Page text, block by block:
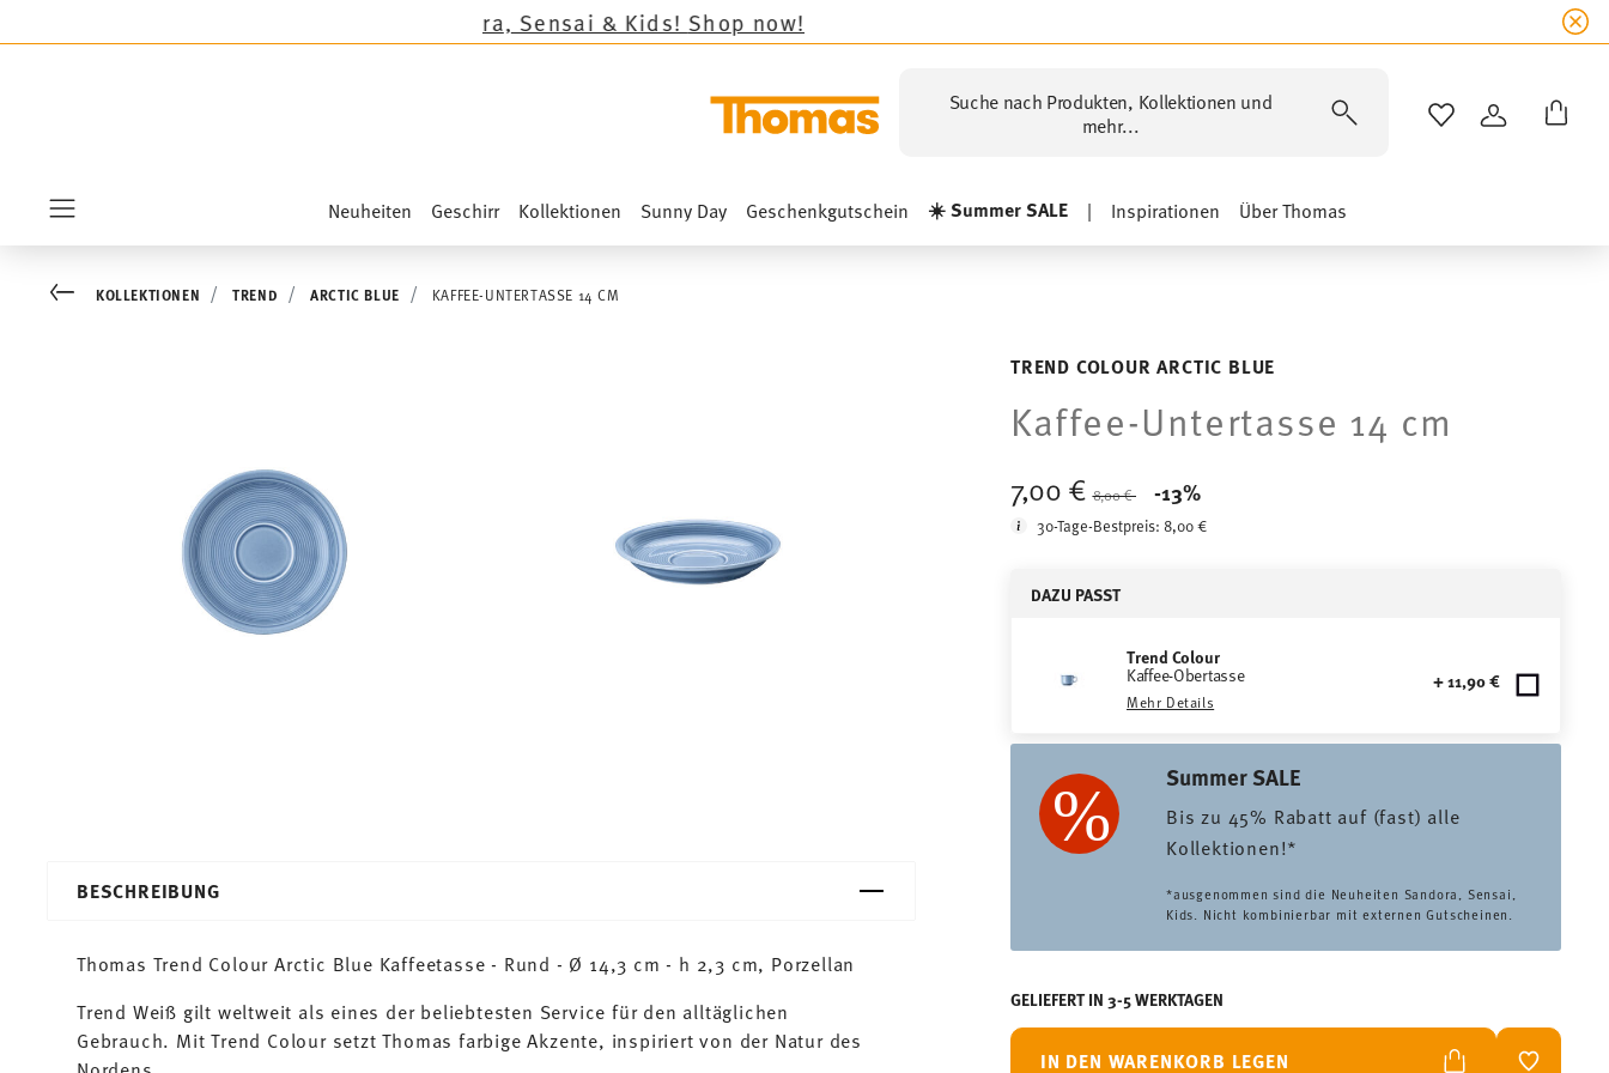
auf die Neuheiten Sandora, Sensai & Kids!Shop now!
Suche nach Produkten, Kollektionen und
mehr...
WISHLISTANMELDEN
Neuheiten Geschirr Kollektionen Sunny Day Geschenkgutschein ☀️ Summer SALE | Inspirationen Über Thomas
TREND COLOUR ARCTIC BLUE
Kaffee-Untertasse 14 cm
7,00 €8,00 €
-13%
30-Tage-Bestpreis:8,00 €
DAZU PASST
Trend Colour
Kaffee-Obertasse
Mehr Details
+ 11,90 €
Summer SALE
Bis zu 45% Rabatt auf (fast) alle
Kollektionen!*
*ausgenommen sind die Neuheiten Sandora, Sensai,
Kids. Nicht kombinierbar mit externen Gutscheinen.
GELIEFERT IN 3-5 WERKTAGEN
IN DEN WARENKORB LEGEN
Go backKOLLEKTIONEN TREND ARCTIC BLUE KAFFEE-UNTERTASSE 14 CM
BESCHREIBUNG
Thomas Trend Colour Arctic Blue Kaffeetasse - Rund - Ø 14,3 cm - h 2,3 cm, Porzellan
Trend Weiß gilt weltweit als eines der beliebtesten Service für den alltäglichen
Gebrauch. Mit Trend Colour setzt Thomas farbige Akzente, inspiriert von der Natur des